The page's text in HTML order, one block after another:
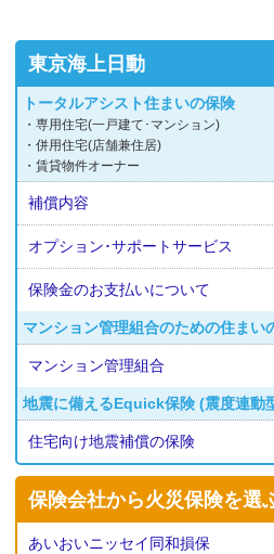
東京海上日動
トータルアシスト住まいの保険
・専用住宅(一戸建て･マンション)
・併用住宅(店舗兼住居)
・賃貸物件オーナー
補償内容
オプション･サポートサービス
保険金のお支払いについて
マンション管理組合のための住まい
マンション管理組合
地震に備えるEquick保険 (震度連動
住宅向け地震補償の保険
保険会社から火災保険を選
あいおいニッセイ同和損保